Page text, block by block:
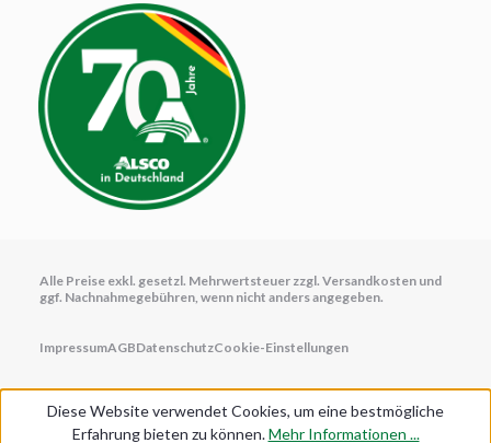
ImpressumAGBDatenschutzCookie-Einstellungen
Alle Preise exkl. gesetzl. Mehrwertsteuer zzgl. Versandkosten und
ggf. Nachnahmegebühren, wenn nicht anders angegeben.
Diese Website verwendet Cookies, um eine bestmögliche
Erfahrung bieten zu können.Mehr Informationen ...